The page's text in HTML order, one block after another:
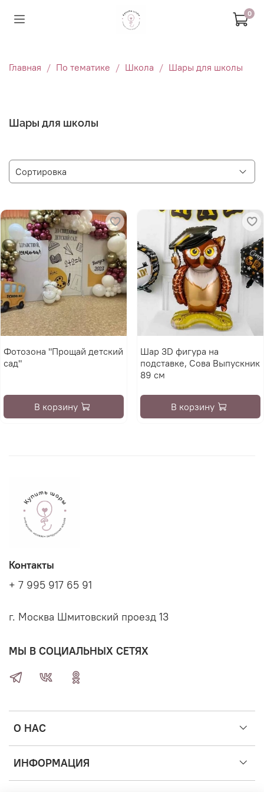
0
Главная По тематике Школа Шары для школы
Шары для школы
Фотозона "Прощай детский
сад"
В корзину
Шар 3D фигура на
подставке, Сова Выпускник
89 см
В корзину
О НАС
ИНФОРМАЦИЯ
Контакты
+ 7 995 917 65 91
г. Москва Шмитовский проезд 13
МЫ В СОЦИАЛЬНЫХ СЕТЯХ